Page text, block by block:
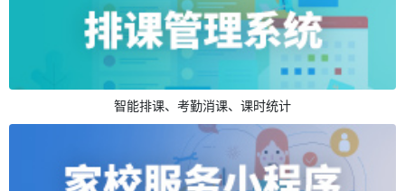
智能排课、考勤消课、课时统计